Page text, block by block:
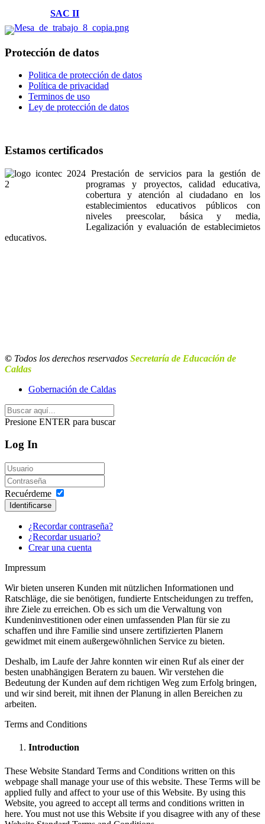
SAC II
Protección de datos
Politica de protección de datos
Política de privacidad
Terminos de uso
Ley de protección de datos
Estamos certificados
Prestación de servicios para la gestión de
programas y proyectos, calidad educativa,
cobertura y atención al ciudadano en los
establecimientos educativos públicos con
niveles preescolar, básica y media,
Legalización y evaluación de establecimietos
educativos.
© Todos los derechos reservados Secretaría de Educación de
Caldas
Gobernación de Caldas
Presione ENTER para buscar
Log In
Recuérdeme
Identificarse
¿Recordar contraseña?
¿Recordar usuario?
Crear una cuenta
Impressum
Wir bieten unseren Kunden mit nützlichen Informationen und
Ratschläge, die sie benötigen, fundierte Entscheidungen zu treffen,
ihre Ziele zu erreichen. Ob es sich um die Verwaltung von
Kundeninvestitionen oder einen umfassenden Plan für sie zu
schaffen und ihre Familie sind unsere zertifizierten Planern
gewidmet mit einem außergewöhnlichen Service zu bieten.
Deshalb, im Laufe der Jahre konnten wir einen Ruf als einer der
besten unabhängigen Beratern zu bauen. Wir verstehen die
Bedeutung der Kunden auf dem richtigen Weg zum Erfolg bringen,
und wir sind bereit, mit ihnen der Planung in allen Bereichen zu
arbeiten.
Terms and Conditions
Introduction
These Website Standard Terms and Conditions written on this
webpage shall manage your use of this website. These Terms will be
applied fully and affect to your use of this Website. By using this
Website, you agreed to accept all terms and conditions written in
here. You must not use this Website if you disagree with any of these